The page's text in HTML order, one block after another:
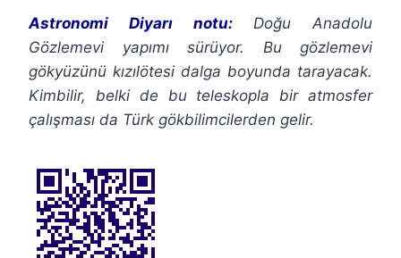
Astronomi Diyarı notu:Doğu Anadolu
Gözlemevi yapımı sürüyor. Bu gözlemevi
gökyüzünü kızılötesi dalga boyunda tarayacak.
Kimbilir, belki de bu teleskopla bir atmosfer
çalışması da Türk gökbilimcilerden gelir.